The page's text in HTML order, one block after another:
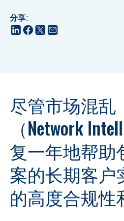
分享:
尽管市场混乱
（Network
复一年地帮助
案的长期客户
的高度合规性